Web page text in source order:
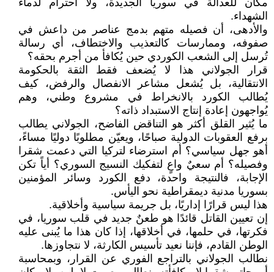
مكان للعدالة في سوريا الجديدة، ولا احترام لدماء
الشهداء.
والأدهى، أن فصيله متهم بدمج عناصر من داعش في
صفوفه، وممارسات كالتعذيب والاختطاف، أي رسالة
تُرسل إلى الشعب الكوردي حين يُكافأ من أجرم بحقه؟
قرار الجولاني هذا لا يُضعف فقط الثقة بالحكومة
الانتقالية، بل يُشعل مشاعر الانفصال والرفض، كيف
يُطالب الكورد بالانخراط في مشروع وطني، وهم
يُواجهون إعادة إنتاج الاستبداد ذاته؟
ما يُثير القلق أكثر هو التناقض الفاضح، الجولاني يطالب
برفع العقوبات الدولية صباحًا، ويعيّن مطلوبًا دوليًا مساءً،
أهو جهل سياسي؟ أم استرضاء لتركيا التي دعمت شقرا
وفصيله؟ أم سعيٌ واعٍ لتفكيك النسيج السوري؟ أياً تكن
الإجابة، فالنتيجة واحدة، دفع الكورد وسائر المؤمنين
بسوريا مدنية ديمقراطية نحو اليأس.
هذا ليس قرارًا إداريًا، بل جريمة سياسية وأخلاقية.
إن تعيين القاتل قائدًا هو طعنٌ جديد في قلب سوريا، في
فكرتها، في حلمها، في أخلاقها، إذا كان هذا ما يُبنى عليه
الوطن القادم، فإننا نعيد تأسيس الكارثة، لا نتجاوزها.
نطالب الجولاني بالتراجع الفوري عن القرار، وبمحاسبة